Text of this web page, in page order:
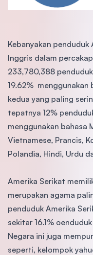
Kebanyakan
Inggris dalam
233,780,388
19.62% menggunakan
kedua yang paling
tepatnya 12%
menggunakan bahasa
Vietnamese, Prancis,
Polandia, Hindi, Urdu
Amerika Serikat
merupakan agama
penduduk Amerika
sekitar 16.1%
Negara ini juga
seperti, kelompok